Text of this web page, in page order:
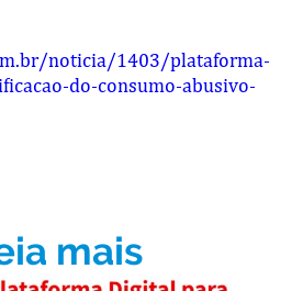
noticia/1403/plataforma-
do-consumo-abusivo-
mais